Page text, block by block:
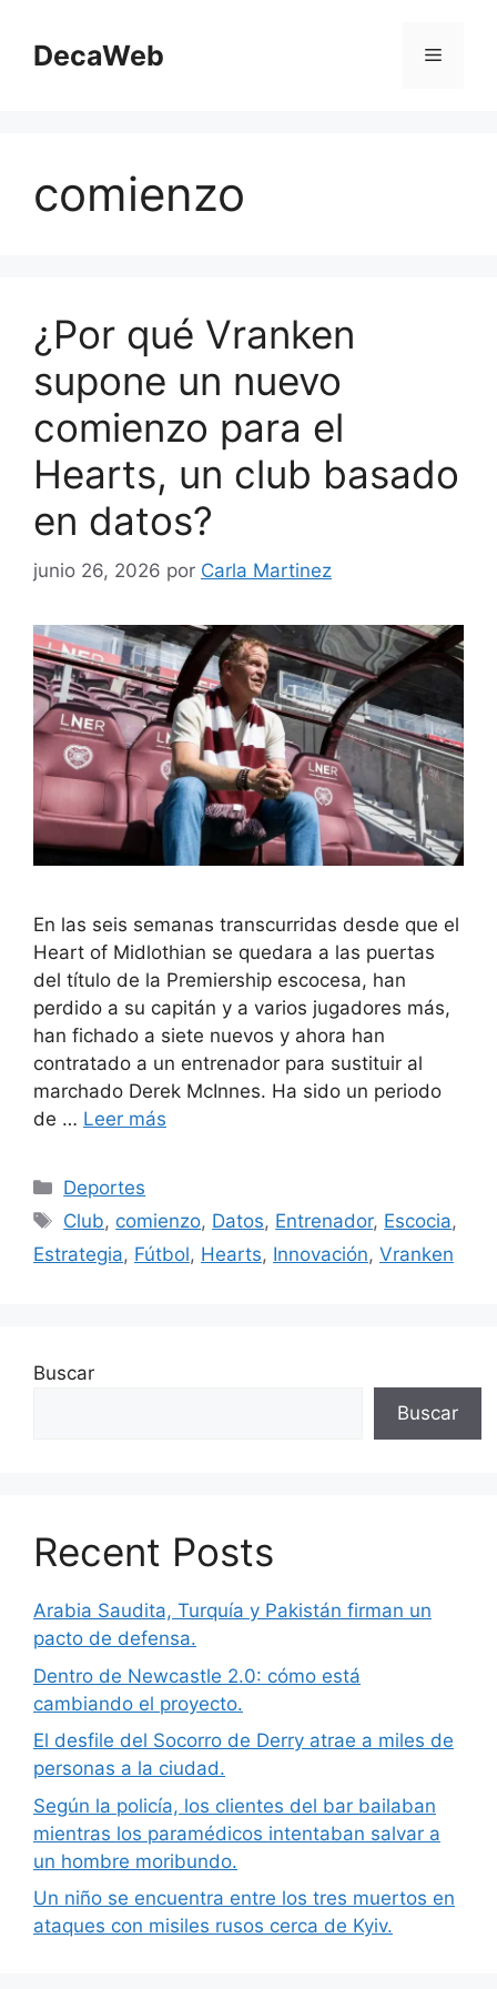
contenido
DecaWeb Menú
comienzo
¿Por qué Vranken
supone un nuevo
comienzo para el
Hearts, un club basado
en datos?
junio 26, 2026 por Carla Martinez
En las seis semanas transcurridas desde que el
Heart of Midlothian se quedara a las puertas
del título de la Premiership escocesa, han
perdido a su capitán y a varios jugadores más,
han fichado a siete nuevos y ahora han
contratado a un entrenador para sustituir al
marchado Derek McInnes. Ha sido un periodo
de … Leer más
Categorías
Deportes
Etiquetas
Club, comienzo, Datos, Entrenador, Escocia,
Estrategia, Fútbol, Hearts, Innovación, Vranken
Buscar
Buscar
Recent Posts
Arabia Saudita, Turquía y Pakistán firman un
pacto de defensa.
Dentro de Newcastle 2.0: cómo está
cambiando el proyecto.
El desfile del Socorro de Derry atrae a miles de
personas a la ciudad.
Según la policía, los clientes del bar bailaban
mientras los paramédicos intentaban salvar a
un hombre moribundo.
Un niño se encuentra entre los tres muertos en
ataques con misiles rusos cerca de Kyiv.